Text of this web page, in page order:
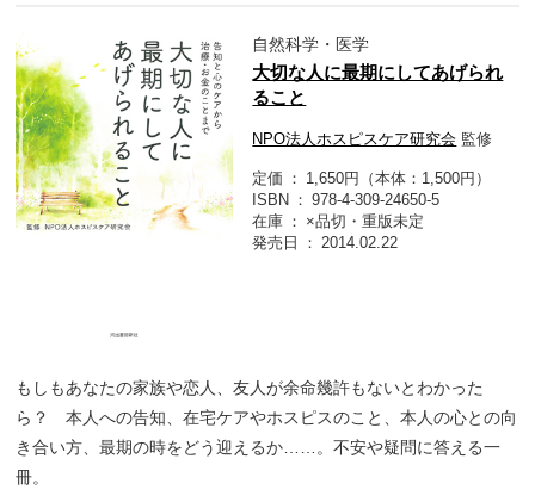
自然科学・医学
大切な人に最期にしてあげられ
ること
NPO法人ホスピスケア研究会 監修
定価
1,650円（本体：1,500円）
ISBN
978-4-309-24650-5
在庫
×品切・重版未定
発売日
2014.02.22
もしもあなたの家族や恋人、友人が余命幾許もないとわかった
ら？ 本人への告知、在宅ケアやホスピスのこと、本人の心との向
き合い方、最期の時をどう迎えるか……。不安や疑問に答える一
冊。